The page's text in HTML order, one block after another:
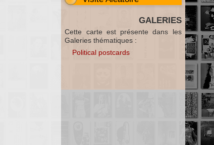
GALERIES
Cette carte est présente dans les
Galeries thématiques :
Political postcards